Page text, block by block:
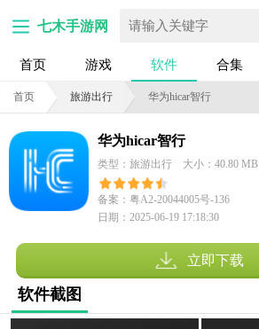
七木手游网
首页 游戏 软件 合集
首页 旅游出行 华为hicar智行
华为hicar智行
类型：旅游出行 大小：40.80 MB
备案：粤A2-20044005号-136
日期：2025-06-19 17:18:30
立即下载
软件截图